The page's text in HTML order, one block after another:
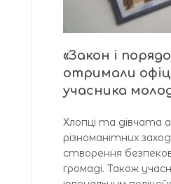
«Закон і
отримали
учасника
Хлопці та дівчата
різноманітних
створення
громаді. Також